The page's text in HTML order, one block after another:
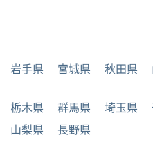
岩手県 宮城県 秋田県
栃木県 群馬県 埼玉県
山梨県 長野県